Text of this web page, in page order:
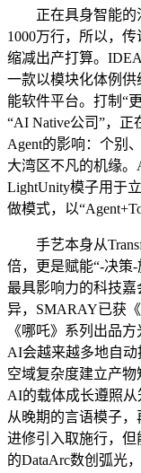
正在具身智能的
1000万行，所以，
缩减出产打算。
一款以模块化体例
能软件平台。打制“
“AI Native公司”，
Agent的影响：个别
大湾区不凡的机缘
LightUnity模子用于
做模式，以
手艺本身从
倍，更是赋能“-决策
最具影响力的科技
异，SMARAY已获
《哪吒》系列出品
AI会越来越多地自
空域复杂度建立产物
AI的载体成长遵照从
从晚期的言语模子
进修引入取施行，但
的DataArc数创弧光